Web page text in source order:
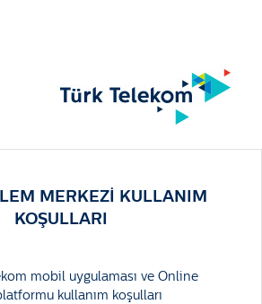
MERKEZİ KULLANIM
KOŞULLARI
mobil uygulaması ve Online
kullanım koşulları